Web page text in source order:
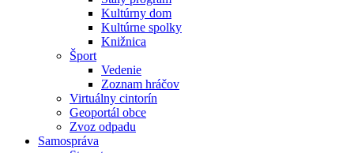
Kultúrny dom
Kultúrne spolky
Knižnica
Šport
Vedenie
Zoznam hráčov
Virtuálny cintorín
Geoportál obce
Zvoz odpadu
Samospráva